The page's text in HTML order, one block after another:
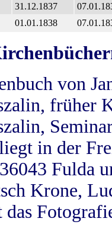
31.12.1837
01.01.1838
von
früher
in der
Fulda
Krone,